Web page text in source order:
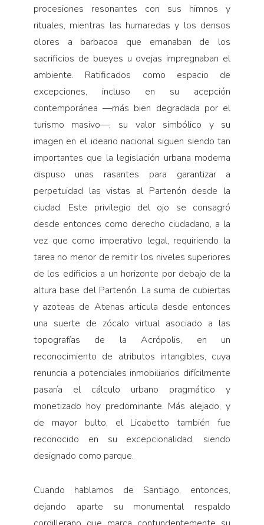
procesiones resonantes con sus himnos y
rituales, mientras las humaredas y los densos
olores a barbacoa que emanaban de los
sacrificios de bueyes u ovejas impregnaban el
ambiente. Ratificados como espacio de
excepciones, incluso en su acepción
contemporánea —más bien degradada por el
turismo masivo—, su valor simbólico y su
imagen en el ideario nacional siguen siendo tan
importantes que la legislación urbana moderna
dispuso unas rasantes para garantizar a
perpetuidad las vistas al Partenón desde la
ciudad. Este privilegio del ojo se consagró
desde entonces como derecho ciudadano, a la
vez que como imperativo legal, requiriendo la
tarea no menor de remitir los niveles superiores
de los edificios a un horizonte por debajo de la
altura base del Partenón. La suma de cubiertas
y azoteas de Atenas articula desde entonces
una suerte de zócalo virtual asociado a las
topografías de la Acrópolis, en un
reconocimiento de atributos intangibles, cuya
renuncia a potenciales inmobiliarios difícilmente
pasaría el cálculo urbano pragmático y
monetizado hoy predominante. Más alejado, y
de mayor bulto, el Licabetto también fue
reconocido en su excepcionalidad, siendo
designado como parque.
Cuando hablamos de Santiago, entonces,
dejando aparte su monumental respaldo